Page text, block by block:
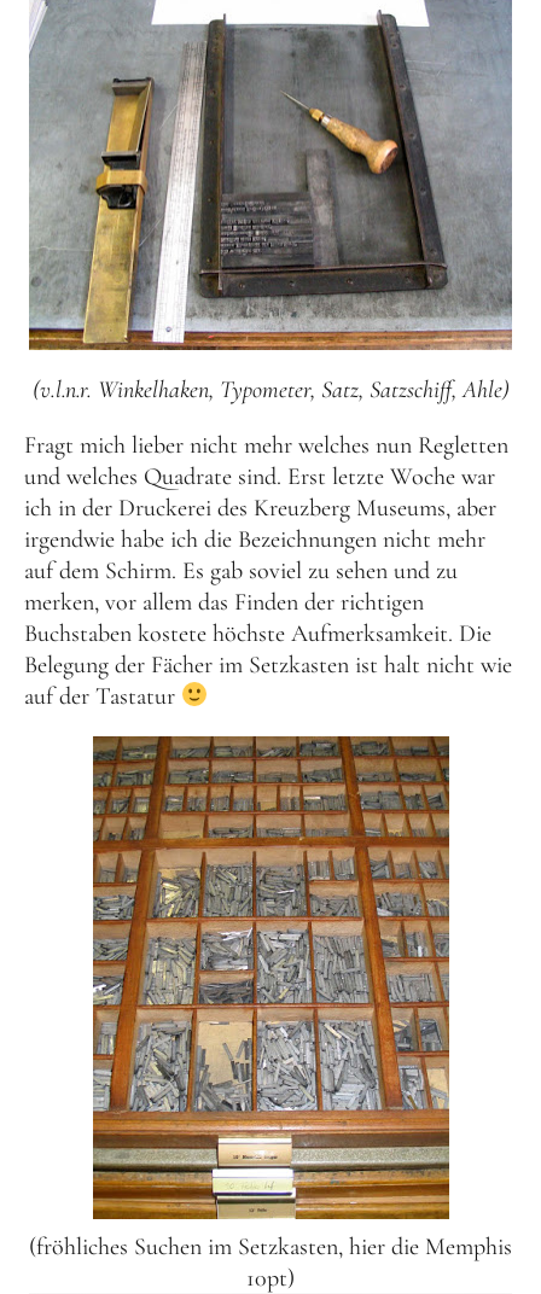
(v.l.n.r. Winkelhaken, Typometer, Satz, Satzschiff, Ahle)
Fragt mich lieber nicht mehr welches nun Regletten
und welches Quadrate sind. Erst letzte Woche war
ich in der Druckerei des Kreuzberg Museums, aber
irgendwie habe ich die Bezeichnungen nicht mehr
auf dem Schirm. Es gab soviel zu sehen und zu
merken, vor allem das Finden der richtigen
Buchstaben kostete höchste Aufmerksamkeit. Die
Belegung der Fächer im Setzkasten ist halt nicht wie
auf der Tastatur
(fröhliches Suchen im Setzkasten, hier die Memphis
10pt)